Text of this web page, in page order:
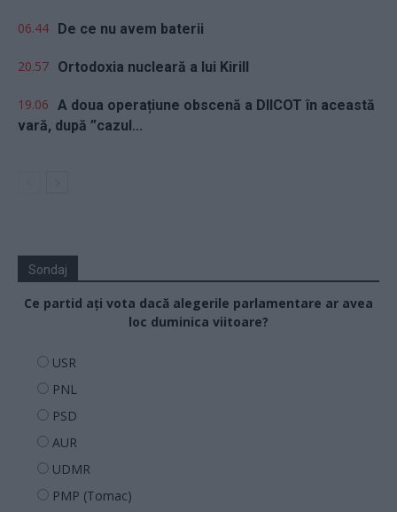
06.44 De ce nu avem baterii
20.57 Ortodoxia nucleară a lui Kirill
19.06 A doua operațiune obscenă a DIICOT în această
vară, după ”cazul...
Sondaj
Ce partid ați vota dacă alegerile parlamentare ar avea
loc duminica viitoare?
USR
PNL
PSD
AUR
UDMR
PMP (Tomac)